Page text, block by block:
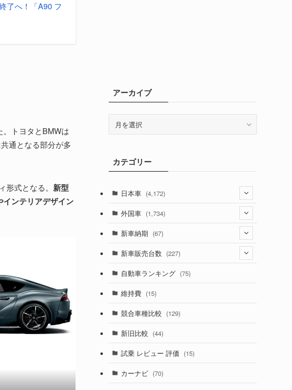
了へ！「A90 フ
。トヨタとBMWは
通となる部分が多
式となる。 新型
ンテリアデザイン
アーカイブ
ブカテゴリー
日本車 (4,172)
(1,321)
(329)
(525)
(357)
(328)
(194)
(230)
(253)
外国車 (1,734)
(188)
(242)
(85)
(84)
(14)
(222)
(50)
(58)
新車納期 (67)
(28)
(8)
(3)
(3)
(5)
(1)
新車販売台数 (227)
(21)
(5)
(7)
(5)
自動車ランキング (75)
維持費 (15)
競合車種比較 (129)
新旧比較 (44)
試乗 レビュー 評価 (15)
カーナビ (70)